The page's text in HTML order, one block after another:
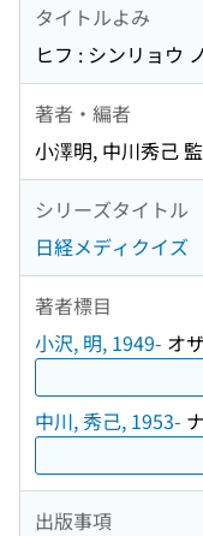
タイトルよみ
ヒフ : シンリョウ
著者・編者
小澤明, 中川秀己
シリーズタイトル
日経メディクイズ
著者標目
小沢, 明, 1949- オ
中川, 秀己, 1953-
出版事項